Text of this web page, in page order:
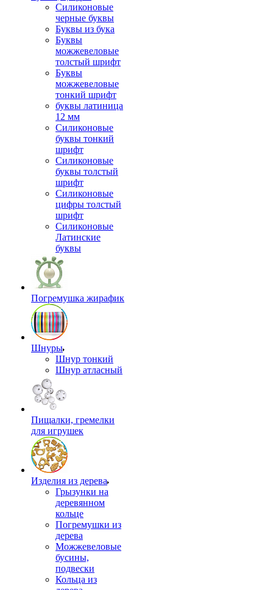
Силиконовые
черные буквы
Буквы из бука
Буквы
можжевеловые
толстый шрифт
Буквы
можжевеловые
тонкий шрифт
буквы латиница
12 мм
Силиконовые
буквы тонкий
шрифт
Силиконовые
буквы толстый
шрифт
Силиконовые
цифры толстый
шрифт
Силиконовые
Латинские
буквы
Погремушка жирафик
Шнуры
Шнур тонкий
Шнур атласный
Пищалки, гремелки
для игрушек
Изделия из дерева
Грызунки на
деревянном
кольце
Погремушки из
дерева
Можжевеловые
бусины,
подвески
Кольца из